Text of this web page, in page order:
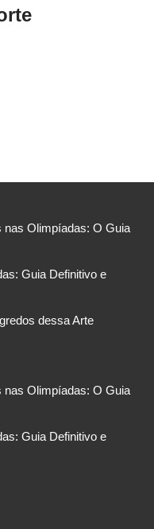
nas Olimpíadas: O Guia
Guia Definitivo e
dessa Arte
nas Olimpíadas: O Guia
Guia Definitivo e